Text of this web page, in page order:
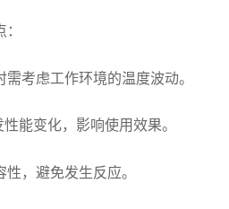
考虑工作环境的温度波动。
能变化，影响使用效果。
，避免发生反应。